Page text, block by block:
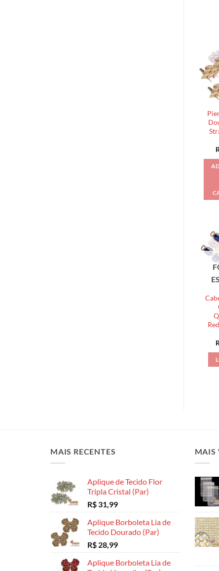
MAIS RECENTES
Aplique de Tecido Flor
Tripla Cristal (Par)
R$ 31,99
Aplique Borboleta Lia de
Tecido Dourado (Par)
R$ 28,99
Aplique Borboleta Lia de
MAIS